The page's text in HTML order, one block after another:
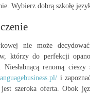
Wybierz dobrą szkołę
nie może
którzy do perfekcji
renomą cieszy
i
szeroka oferta. Obok